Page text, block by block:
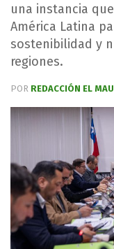
una instancia
América Latina
sostenibilidad y
regiones.
POR REDACCIÓN EL